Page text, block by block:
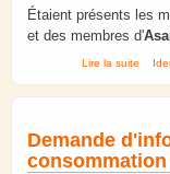
Étaient présents les
et des membres d'
Lire la suite de
Demande
consommation